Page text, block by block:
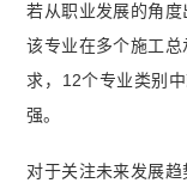
若从职业发展的角度
该专业在多个施工
求，12个专业类别
强。
对于关注未来发展